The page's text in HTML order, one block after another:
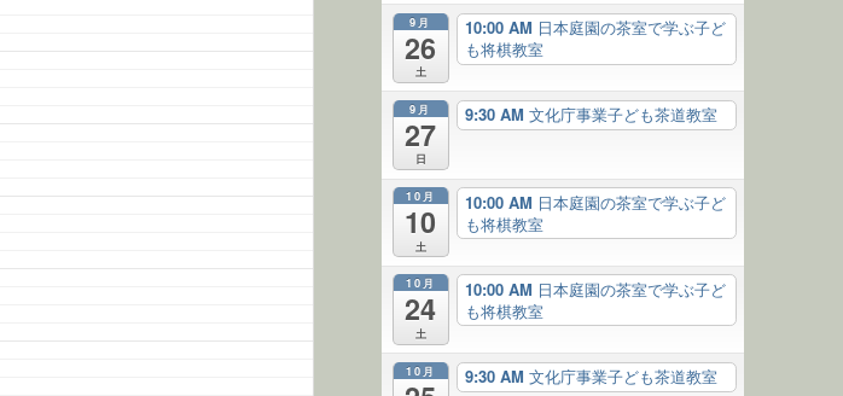
9月
26
土
10:00 AM 日本庭園の茶室で学ぶ子ど
も将棋教室
9月
27
日
9:30 AM 文化庁事業子ども茶道教室
10月
10
土
10:00 AM 日本庭園の茶室で学ぶ子ど
も将棋教室
10月
24
土
10:00 AM 日本庭園の茶室で学ぶ子ど
も将棋教室
10月 9:30 AM 文化庁事業子ども茶道教室